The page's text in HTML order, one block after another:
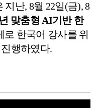
지난, 8월 22일(금), 8
맞춤형 AI기반 한
로 한국어 강사를 위
진행하였다.